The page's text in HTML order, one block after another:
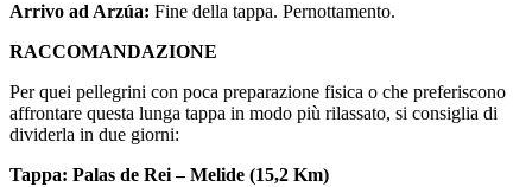
Arrivo ad Arzúa: Fine della tappa. Pernottamento.
RACCOMANDAZIONE
Per quei pellegrini con poca preparazione fisica o che preferiscono
affrontare questa lunga tappa in modo più rilassato, si consiglia di
dividerla in due giorni:
Tappa: Palas de Rei – Melide (15,2 Km)